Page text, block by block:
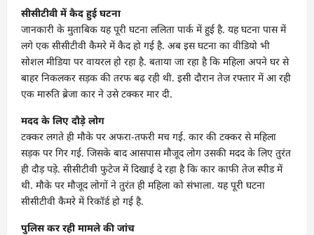
सीसीटीवी में कैद हुई घटना
जानकारी के मुताबिक यह पूरी घटना ललिता पार्क में हुई है. यह घटना पास में
लगे एक सीसीटीवी कैमरे में कैद हो गई है. अब इस घटना का वीडियो भी
सोशल मीडिया पर वायरल हो रहा है. बताया जा रहा है कि महिला अपने घर से
बाहर निकलकर सड़क की तरफ बढ़ रही थी. इसी दौरान तेज रफ्तार में आ रही
एक मारुति ब्रेजा कार ने उसे टक्कर मार दी.
मदद के लिए दौड़े लोग
टक्कर लगते ही मौके पर अफरा-तफरी मच गई. कार की टक्कर से महिला
सड़क पर गिर गई. जिसके बाद आसपास मौजूद लोग उसकी मदद के लिए तुरंत
ही दौड़ पड़े. सीसीटीवी फुटेज में दिखाई दे रहा है कि कार काफी तेज स्पीड में
थी. मौके पर मौजूद लोगों ने तुरंत ही महिला को संभाला. यह पूरी घटना
सीसीटीवी कैमरे में रिकॉर्ड हो गई है.
पुलिस कर रही मामले की जांच